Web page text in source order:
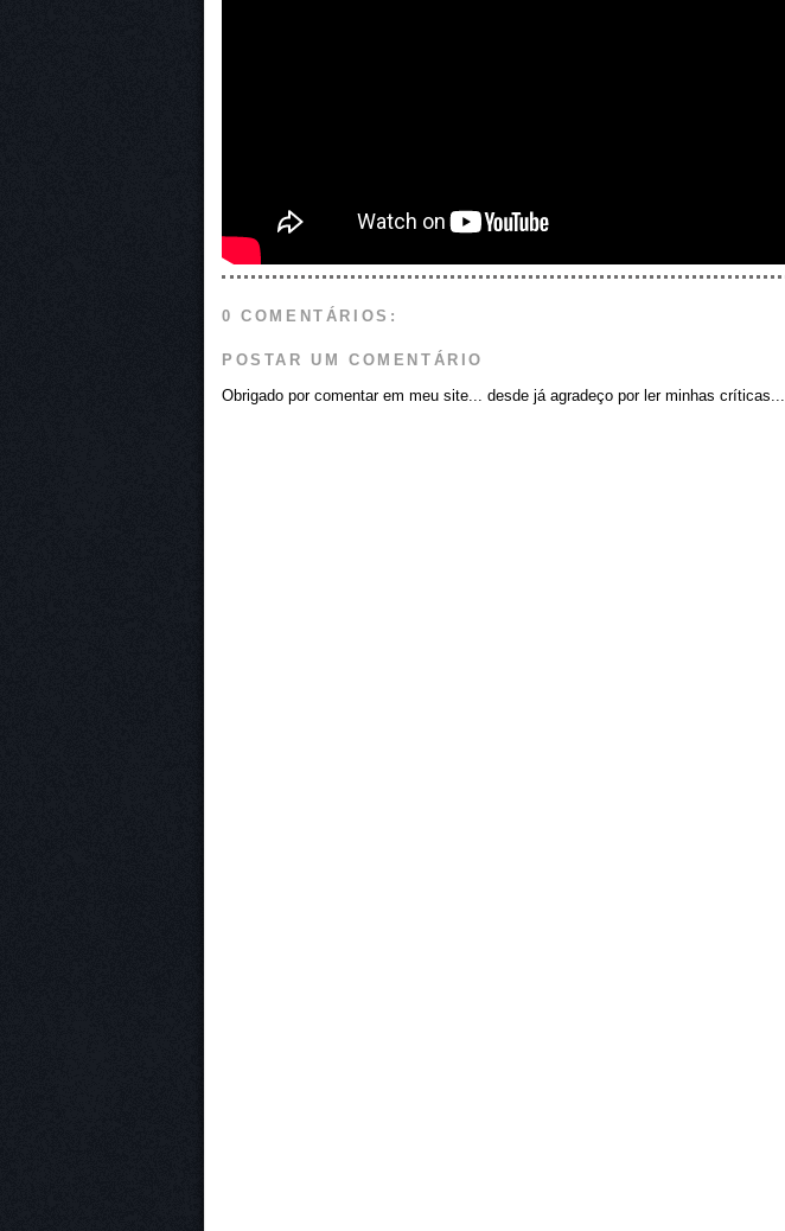
0 COMENTÁRIOS:
POSTAR UM COMENTÁRIO
Obrigado por comentar em meu site... desde já agradeço por ler minhas críticas...